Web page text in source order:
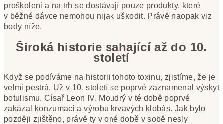
proškoleni a na trh se dostávají pouze produkty, které
v běžné dávce nemohou nijak uškodit. Právě naopak viz
body níže.
Široká historie sahající až do 10.
století
Když se podíváme na historii tohoto toxinu, zjistíme, že je
velmi pestrá. Už v 10. století se poprvé zaznamenal výskyt
botulismu. Císař Leon IV. Moudrý v té době poprvé
zakázal konzumaci a výrobu krvavých klobás. Jak bylo
později zjištěno, právě ty v oné době v sobě nesly